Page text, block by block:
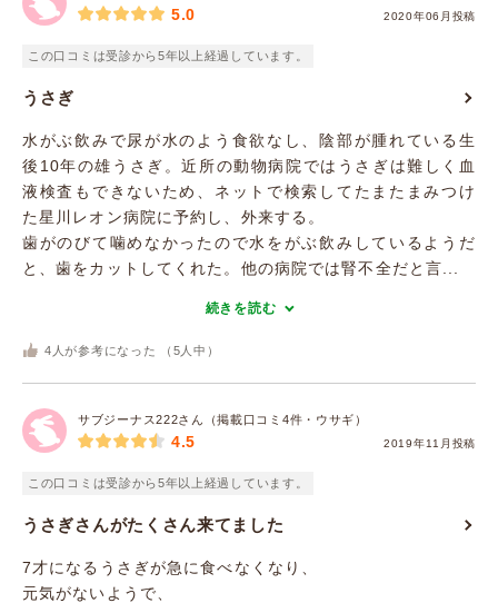
2020年06月投稿
5.0
この口コミは受診から5年以上経過しています。
うさぎ
水がぶ飲みで尿が水のよう食欲なし、陰部が腫れている生
後10年の雄うさぎ。近所の動物病院ではうさぎは難しく血
液検査もできないため、ネットで検索してたまたまみつけ
た星川レオン病院に予約し、外来する。
歯がのびて噛めなかったので水をがぶ飲みしているようだ
と、歯をカットしてくれた。他の病院では腎不全だと言...
続きを読む
4 人が参考になった （ 5 人中）
サブジーナス222さん（掲載口コミ4件・ウサギ）
2019年11月投稿
4.5
この口コミは受診から5年以上経過しています。
うさぎさんがたくさん来てました
7才になるうさぎが急に食べなくなり、
元気がないようで、